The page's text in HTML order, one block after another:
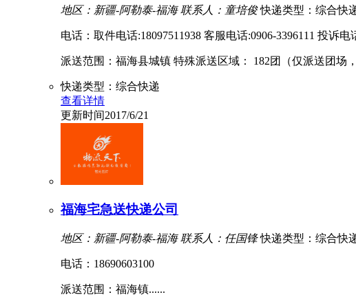
地区：新疆-阿勒泰-福海 联系人：童培俊 快递类型：综合快
电话：取件电话:18097511938 客服电话:0906-3396111 投诉电
派送范围：福海县城镇 特殊派送区域： 182团（仅派送团场
快递类型：综合快递
查看详情
更新时间2017/6/21
福海宅急送快递公司
地区：新疆-阿勒泰-福海 联系人：任国锋 快递类型：综合快
电话：18690603100
派送范围：福海镇......